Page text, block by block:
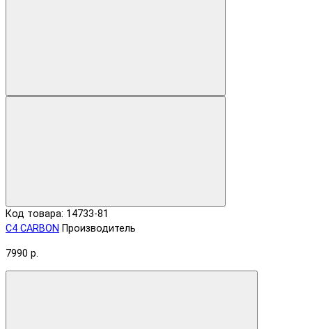
Код товара: 14733-81
C4 CARBON Производитель
7990 р.